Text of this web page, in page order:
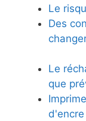
Le
Des
Le
que
d'encre